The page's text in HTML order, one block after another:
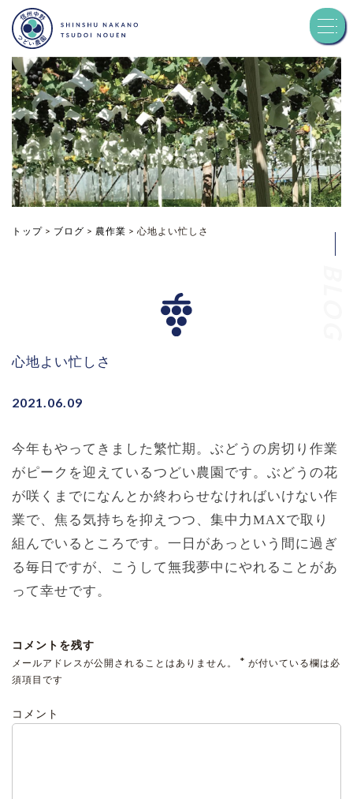
トップ
つどい農園について
品種紹介
お知らせ
お問い合わせ
トップ > ブログ > 農作業 > 心地よい忙しさ
心地よい忙しさ
2021.06.09
今年もやってきました繁忙期。ぶどうの房切り作業
がピークを迎えているつどい農園です。ぶどうの花
が咲くまでになんとか終わらせなければいけない作
業で、焦る気持ちを抑えつつ、集中力MAXで取り
組んでいるところです。一日があっという間に過ぎ
る毎日ですが、こうして無我夢中にやれることがあ
って幸せです。
コメントを残す
メールアドレスが公開されることはありません。 * が付いている欄は必
須項目です
コメント